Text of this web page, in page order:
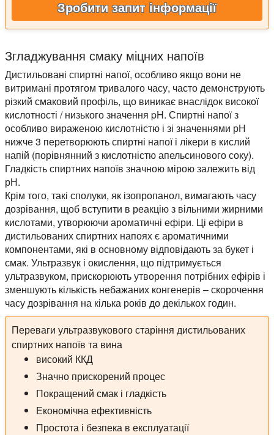
Зробити запит інформації
Згладжування смаку міцних напоїв
Дистильовані спиртні напої, особливо якщо вони не
витримані протягом тривалого часу, часто демонструють
різкий смаковий профіль, що виникає внаслідок високої
кислотності / низького значення pH. Спиртні напої з
особливо вираженою кислотністю і зі значеннями рН
нижче 3 перетворюють спиртні напої і лікери в кислий
напій (порівнянний з кислотністю апельсинового соку).
Гладкість спиртних напоїв значною мірою залежить від
рН.
Крім того, такі сполуки, як ізопропанол, вимагають часу
дозрівання, щоб вступити в реакцію з вільними жирними
кислотами, утворюючи ароматичні ефіри. Ці ефіри в
дистильованих спиртних напоях є ароматичними
компонентами, які в основному відповідають за букет і
смак. Ультразвук і окислення, що підтримується
ультразвуком, прискорюють утворення потрібних ефірів і
зменшують кількість небажаних конгенерів – скорочення
часу дозрівання на кілька років до декількох годин.
Переваги ультразвукового старіння дистильованих
спиртних напоїв та вина
високий ККД
Значно прискорений процес
Покращений смак і гладкість
Економічна ефективність
Простота і безпека в експлуатації